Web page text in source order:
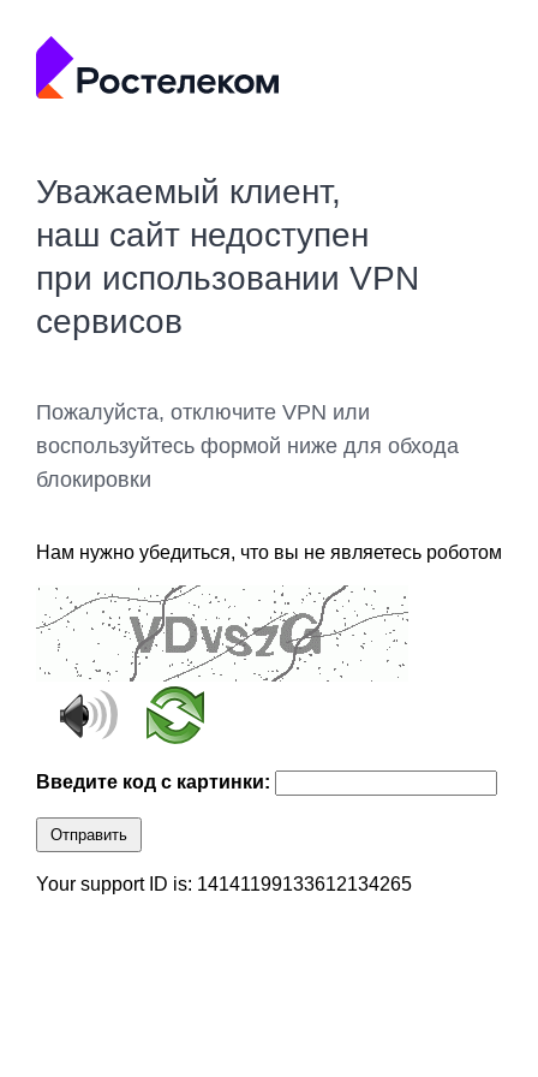
Уважаемый клиент,
наш сайт недоступен
при использовании VPN
сервисов
Пожалуйста, отключите VPN или
воспользуйтесь формой ниже для обхода
блокировки
Нам нужно убедиться, что вы не являетесь роботом
Введите код с картинки:
Отправить
Your support ID is: 14141199133612134265